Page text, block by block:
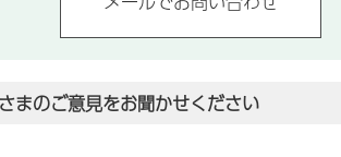
まのご意見をお聞かせください